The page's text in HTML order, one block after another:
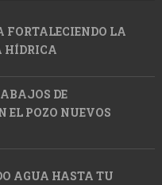
LA
HÍDRICA
DE
EL POZO NUEVOS
AGUA HASTA TU